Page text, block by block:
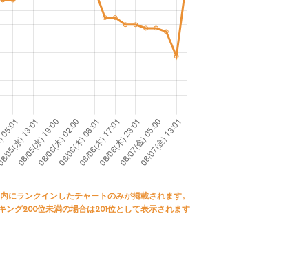
にランクインしたチャートのみが掲載されます。
ング200位未満の場合は201位として表示されます